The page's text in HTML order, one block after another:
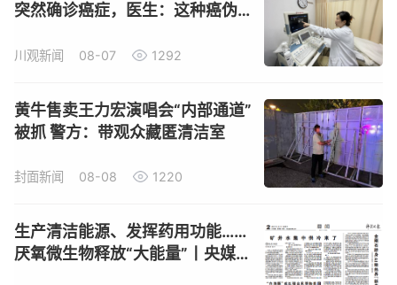
突然确诊癌症，医生：这种癌伪
川观新闻 08-07 1292
黄牛售卖王力宏演唱会“内部通道”
被抓 警方：带观众藏匿清洁室
封面新闻 08-08 1220
生产清洁能源、发挥药用功能……
厌氧微生物释放“大能量”丨央媒看